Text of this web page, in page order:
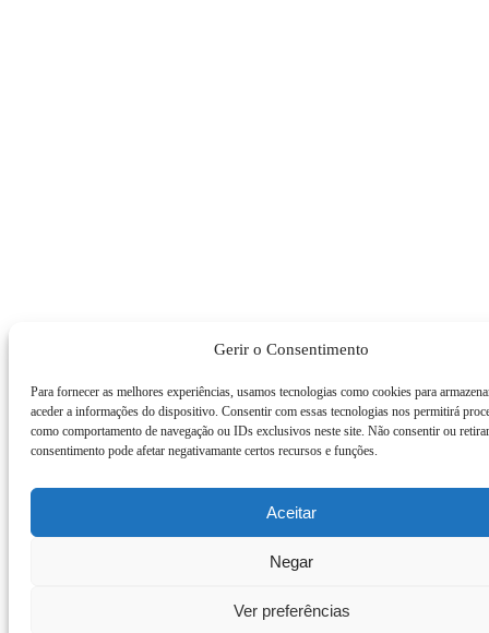
Gerir o Consentimento
Para fornecer as melhores experiências, usamos tecnologias como cookies para
aceder a informações do dispositivo. Consentir com essas tecnologias nos permitirá
como comportamento de navegação ou IDs exclusivos neste site. Não consentir ou
consentimento pode afetar negativamante certos recursos e funções.
Aceitar
Negar
Ver preferências